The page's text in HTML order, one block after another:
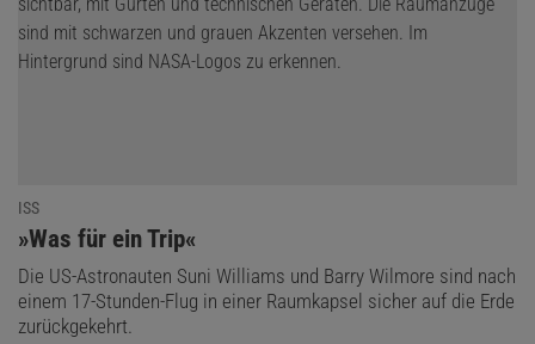
ISS
:
»Was für ein Trip«
Die US-Astronauten Suni Williams und Barry Wilmore sind nach
einem 17-Stunden-Flug in einer Raumkapsel sicher auf die Erde
zurückgekehrt.